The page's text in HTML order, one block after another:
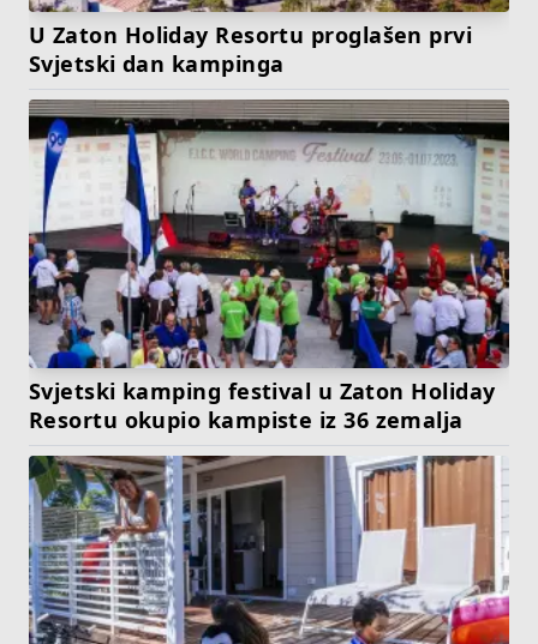
U Zaton Holiday Resortu proglašen prvi
Svjetski dan kampinga
Svjetski kamping festival u Zaton Holiday
Resortu okupio kampiste iz 36 zemalja